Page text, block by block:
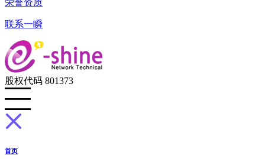
荣誉资质
联系一瞬
股权代码 801373
首页